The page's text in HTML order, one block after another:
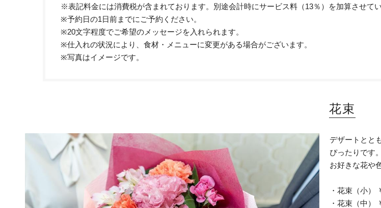
※表記料金には消費税が含まれております。別途会計時にサービス料（13％）を加算させてい
※予約日の1日前までにご予約ください。
※20文字程度でご希望のメッセージを入れられます。
※仕入れの状況により、食材・メニューに変更がある場合がございます。
※写真はイメージです。
花束
デザートとと
ぴったりです。
お好きな花や
・花束（小）
・花束（中）